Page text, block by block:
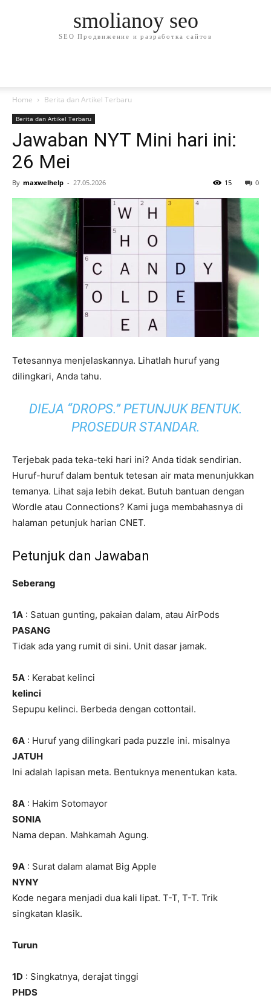
smolianoy seo
SEO Продвижение и разработка сайтов
Home Berita dan Artikel Terbaru
Berita dan Artikel Terbaru
Jawaban NYT Mini hari ini:
26 Mei
By maxwelhelp - 27.05.2026 0
15
Tetesannya menjelaskannya. Lihatlah huruf yang
dilingkari, Anda tahu.
DIEJA “DROPS.” PETUNJUK BENTUK.
PROSEDUR STANDAR.
Terjebak pada teka-teki hari ini? Anda tidak sendirian.
Huruf-huruf dalam bentuk tetesan air mata menunjukkan
temanya. Lihat saja lebih dekat. Butuh bantuan dengan
Wordle atau Connections? Kami juga membahasnya di
halaman petunjuk harian CNET.
Petunjuk dan Jawaban
Seberang
1A : Satuan gunting, pakaian dalam, atau AirPods
PASANG
Tidak ada yang rumit di sini. Unit dasar jamak.
5A : Kerabat kelinci
kelinci
Sepupu kelinci. Berbeda dengan cottontail.
6A : Huruf yang dilingkari pada puzzle ini. misalnya
JATUH
Ini adalah lapisan meta. Bentuknya menentukan kata.
8A : Hakim Sotomayor
SONIA
Nama depan. Mahkamah Agung.
9A : Surat dalam alamat Big Apple
NYNY
Kode negara menjadi dua kali lipat. T-T, T-T. Trik
singkatan klasik.
Turun
1D : Singkatnya, derajat tinggi
PHDS